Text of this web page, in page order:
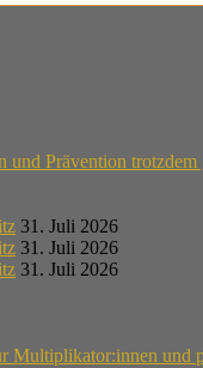
und Prävention trotzdem
31. Juli 2026
31. Juli 2026
31. Juli 2026
Multiplikator:innen und